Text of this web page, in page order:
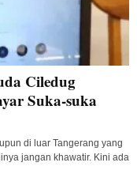
Ciledug
Suka-suka
di luar Tangerang yang
jangan khawatir. Kini ada